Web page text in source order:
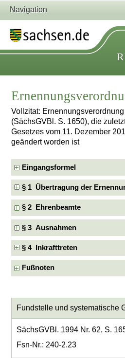
Navigation
Vollzitat:
(SächsGVBl. S. 1650), die
Gesetzes vom 11. Dezember
geändert worden ist
Eingangsformel
§ 1 Übertragung der
§ 2 Ehrenbeamte
§ 3 Ausnahmen
§ 4 Inkrafttreten
Fußnoten
Fundstelle und systematische
SächsGVBl. 1994 Nr. 62, S.
Fsn-Nr.: 240-2.23